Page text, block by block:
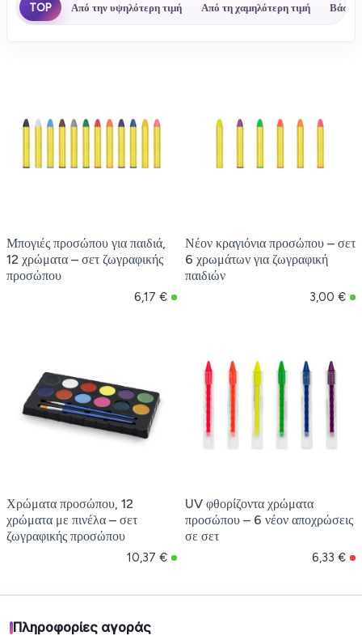
TOP Από την υψηλότερη τιμή Από τη χαμηλότερη τιμή Βάσει
Μπογιές προσώπου για παιδιά,
12 χρώματα – σετ ζωγραφικής
προσώπου
6,17 €
Νέον κραγιόνια προσώπου – σετ
6 χρωμάτων για ζωγραφική
παιδιών
3,00 €
Χρώματα προσώπου, 12
χρώματα με πινέλα – σετ
ζωγραφικής προσώπου
10,37 €
UV φθορίζοντα χρώματα
προσώπου – 6 νέον αποχρώσεις
σε σετ
6,33 €
Πληροφορίες αγοράς